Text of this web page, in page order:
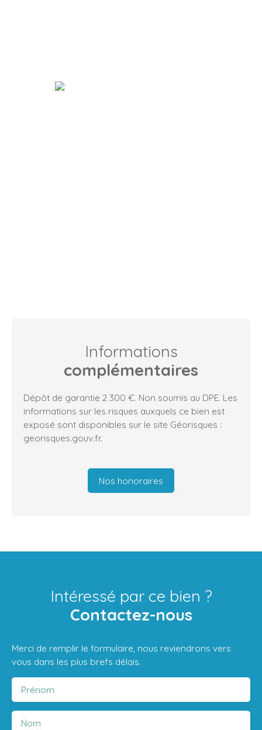
Informations
complémentaires
Dépôt de garantie 2 300 €. Non soumis au DPE. Les
informations sur les risques auxquels ce bien est
exposé sont disponibles sur le site Géorisques :
georisques.gouv.fr.
Nos honoraires
Intéressé par ce bien ?
Contactez-nous
Merci de remplir le formulaire, nous reviendrons vers
vous dans les plus brefs délais.
Prénom
Nom